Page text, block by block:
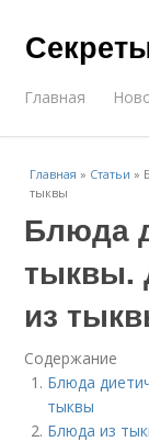
Главная
Главная » Статьи »
тыквы
Блюда
тыквы.
из
Содержание
Блюда
тыквы
Блюда из